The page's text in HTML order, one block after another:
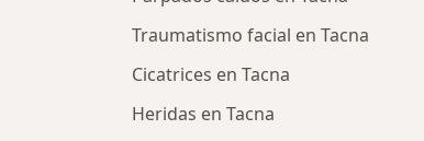
Traumatismo facial en Tacna
Cicatrices en Tacna
Heridas en Tacna